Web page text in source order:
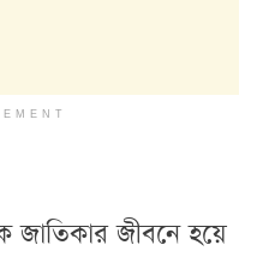
জাতিকার জীবনে হয়ে